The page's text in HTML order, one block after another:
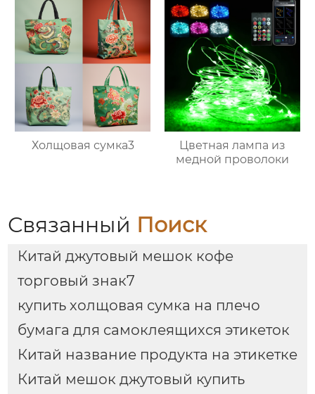
Холщовая сумка3
Цветная лампа из
медной проволоки
Связанный Поиск
Китай джутовый мешок кофе
торговый знак7
купить холщовая сумка на плечо
бумага для самоклеящихся этикеток
Китай название продукта на этикетке
Китай мешок джутовый купить